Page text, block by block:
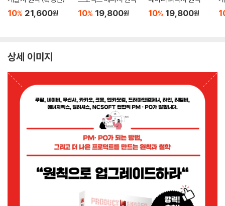
10% 21,600원 10% 19,800원 10% 19,800원
상세 이미지